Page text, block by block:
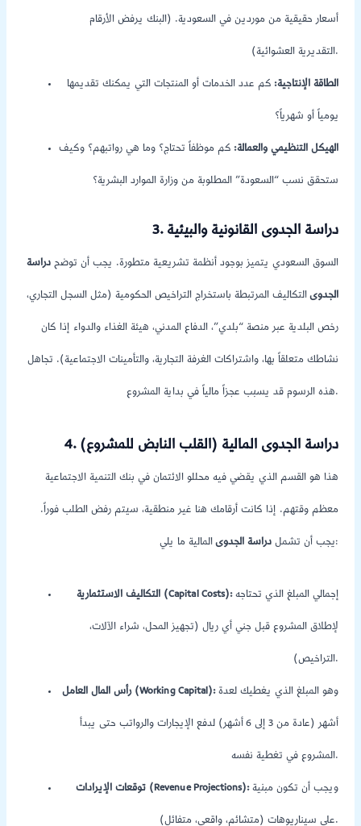
أسعار حقيقية من موردين في السعودية. (البنك يرفض الأرقام
التقديرية العشوائية).
الطاقة الإنتاجية: كم عدد الخدمات أو المنتجات التي يمكنك تقديمها
يومياً أو شهرياً؟
الهيكل التنظيمي والعمالة: كم موظفاً تحتاج؟ وما هي رواتبهم؟ وكيف
ستحقق نسب “السعودة” المطلوبة من وزارة الموارد البشرية؟
3. دراسة الجدوى القانونية والبيئية
السوق السعودي يتميز بوجود أنظمة تشريعية متطورة. يجب أن توضح دراسة
الجدوىالتكاليف المرتبطة باستخراج التراخيص الحكومية (مثل السجل التجاري،
رخص البلدية عبر منصة “بلدي”، الدفاع المدني، هيئة الغذاء والدواء إذا كان
نشاطك متعلقاً بها، واشتراكات الغرفة التجارية، والتأمينات الاجتماعية). تجاهل
هذه الرسوم قد يسبب عجزاً مالياً في بداية المشروع.
4. دراسة الجدوى المالية (القلب النابض للمشروع)
هذا هو القسم الذي يقضي فيه محللو الائتمان في بنك التنمية الاجتماعية
معظم وقتهم. إذا كانت أرقامك هنا غير منطقية، سيتم رفض الطلب فوراً.
يجب أن تشمل دراسة الجدوى المالية ما يلي:
التكاليف الاستثمارية (Capital Costs): إجمالي المبلغ الذي تحتاجه
لإطلاق المشروع قبل جني أي ريال (تجهيز المحل، شراء الآلات،
التراخيص).
رأس المال العامل (Working Capital): وهو المبلغ الذي يغطيك لعدة
أشهر (عادة من 3 إلى 6 أشهر) لدفع الإيجارات والرواتب حتى يبدأ
المشروع في تغطية نفسه.
توقعات الإيرادات (Revenue Projections): ويجب أن تكون مبنية
على سيناريوهات (متشائم، واقعي، متفائل).